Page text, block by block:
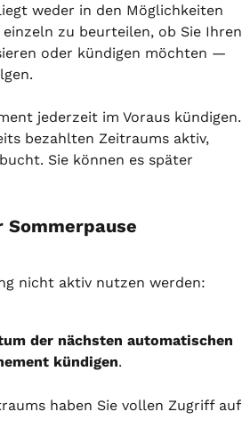
weder in den Möglichkeiten
zu beurteilen, ob Sie Ihren
oder kündigen möchten —
jederzeit im Voraus kündigen.
bezahlten Zeitraums aktiv,
Sie können es später
Sommerpause
nicht aktiv nutzen werden:
der nächsten automatischen
kündigen.
haben Sie vollen Zugriff auf